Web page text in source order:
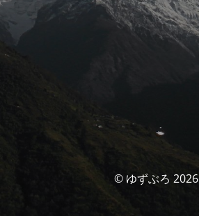
© ゆずぶろ 2026